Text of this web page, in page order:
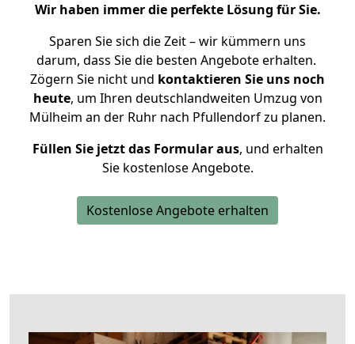
Wir haben immer die perfekte Lösung für Sie.
Sparen Sie sich die Zeit – wir kümmern uns
darum, dass Sie die besten Angebote erhalten.
Zögern Sie nicht und kontaktieren Sie uns noch
heute, um Ihren deutschlandweiten Umzug von
Mülheim an der Ruhr nach Pfullendorf zu planen.
Füllen Sie jetzt das Formular aus, und erhalten
Sie kostenlose Angebote.
Kostenlose Angebote erhalten